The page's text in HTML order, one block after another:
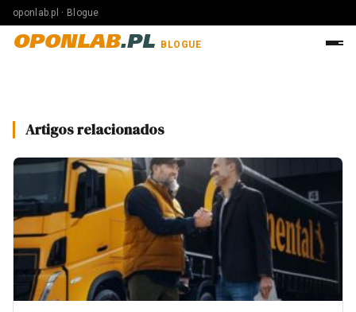
oponlab.pl · Blogue
OPONLAB.PL BLOGUE
Artigos relacionados